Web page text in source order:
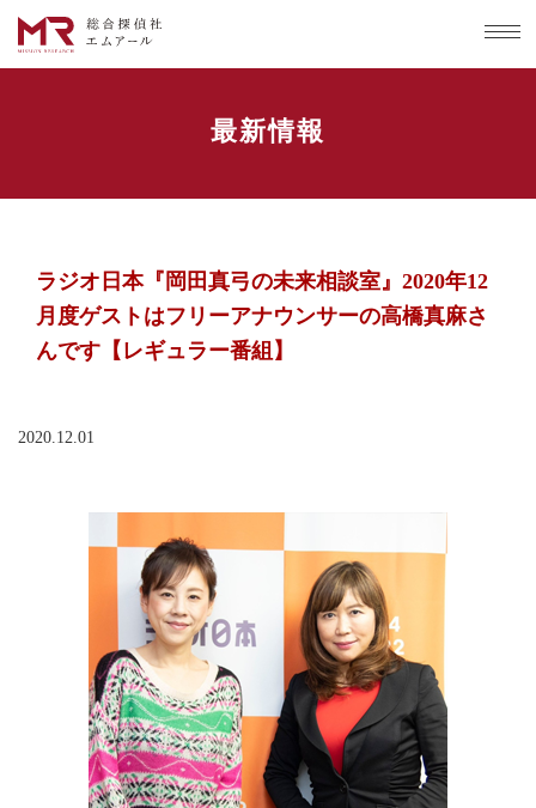
最新情報
ラジオ日本『岡田真弓の未来相談室』2020年12
月度ゲストはフリーアナウンサーの高橋真麻さ
んです【レギュラー番組】
2020.12.01